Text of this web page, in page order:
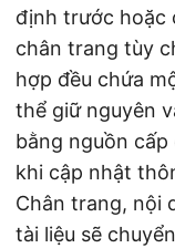
định trước hoặc
chân trang tùy
hợp đều chứa
thể giữ nguyên
bằng nguồn cấp
khi cập nhật
Chân trang, nội
tài liệu sẽ